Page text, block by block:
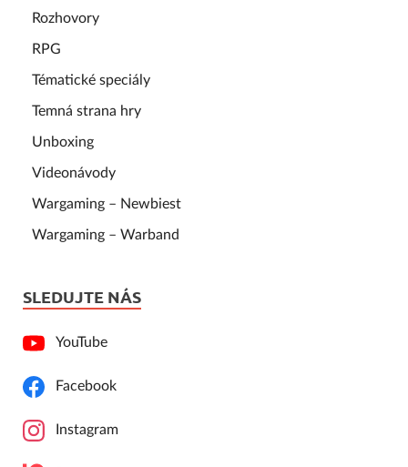
Rozhovory
RPG
Tématické speciály
Temná strana hry
Unboxing
Videonávody
Wargaming – Newbiest
Wargaming – Warband
SLEDUJTE NÁS
YouTube
Facebook
Instagram